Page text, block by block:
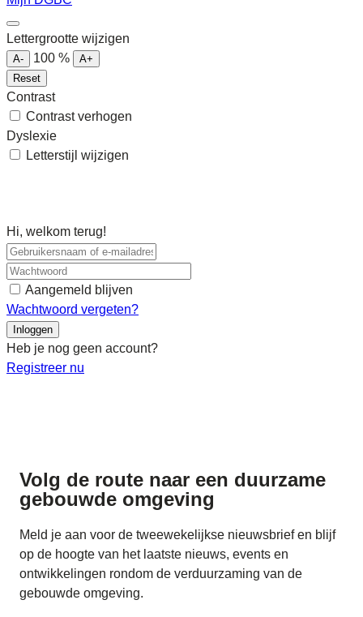
Lettergrootte wijzigen
A- 100 %
A+
Reset
Contrast
Contrast verhogen
Dyslexie
Letterstijl wijzigen
Hi, welkom terug!
Aangemeld blijven
Wachtwoord vergeten?
Inloggen
Heb je nog geen account?
Registreer nu
Volg de route naar een duurzame
gebouwde omgeving
Meld je aan voor de tweewekelijkse nieuwsbrief en blijf
op de hoogte van het laatste nieuws, events en
ontwikkelingen rondom de verduurzaming van de
gebouwde omgeving.